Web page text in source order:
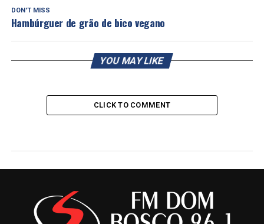
DON'T MISS
Hambúrguer de grão de bico vegano
YOU MAY LIKE
CLICK TO COMMENT